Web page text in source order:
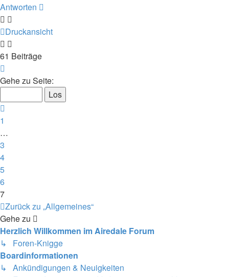
Antworten
Druckansicht
61 Beiträge
7
7
Gehe zu Seite:
1
…
3
4
5
6
7
Zurück zu „Allgemeines“
Gehe zu
Herzlich Willkommen im Airedale Forum
↳ Foren-Knigge
Boardinformationen
↳ Ankündigungen & Neuigkeiten